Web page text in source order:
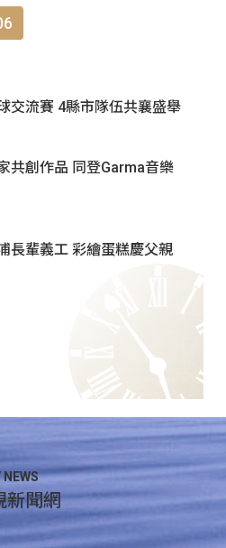
交流賽 4縣市隊伍共襄盛舉
共創作品 同登Garma音樂
長輩義工 彩繪蛋糕慶父親
新聞網